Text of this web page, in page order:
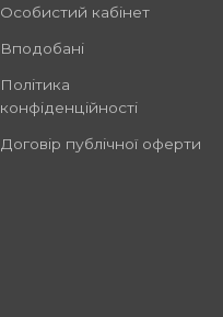
Особистий кабінет
Вподобані
Політика
конфіденційності
Договір публічної оферти